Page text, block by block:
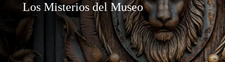
Los Misterios del Museo